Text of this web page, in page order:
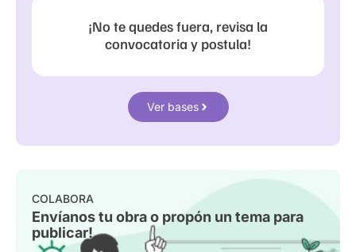
¡No te quedes fuera, revisa la
convocatoria y postula!
Ver bases
COLABORA
Envíanos tu obra o propón un tema para
publicar!